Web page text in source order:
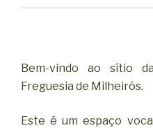
Bem-vindo ao sítio
Freguesia de Milheirós.
Este é um espaço